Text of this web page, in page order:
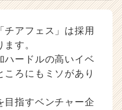
チアフェス」は採用
す。
ハードルの高いイベ
ころにもミソがあり
目指すベンチャー企